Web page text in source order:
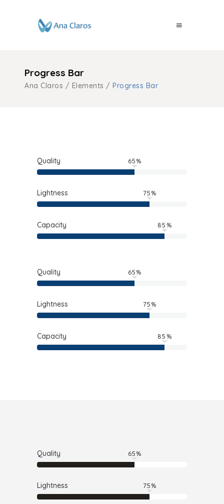
Progress Bar
Ana Claros / Elements / Progress Bar
Quality 65
Lightness 75
Capacity 85
Quality 65
Lightness 75
Capacity 85
Quality 65
Lightness 75